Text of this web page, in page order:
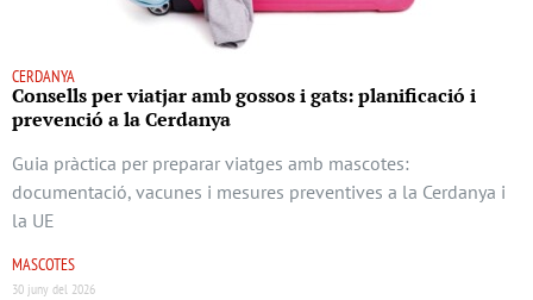
CERDANYA
Consells per viatjar amb gossos i gats: planificació i
prevenció a la Cerdanya
Guia pràctica per preparar viatges amb mascotes:
documentació, vacunes i mesures preventives a la Cerdanya i
la UE
MASCOTES
30 juny del 2026